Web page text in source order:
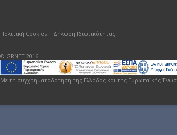
Πολιτική Cookies | Δήλωση Ιδιωτικότητας
© GRNET 2016
Με τη συγχρηματοδότηση της Ελλάδας και της Ευρωπαϊκής